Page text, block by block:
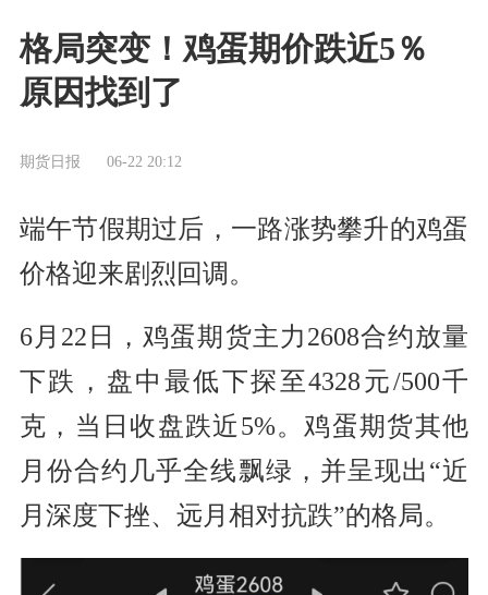
格局突变！鸡蛋期价跌近5％
原因找到了
期货日报 06-22 20:12
端午节假期过后，一路涨势攀升的鸡蛋
价格迎来剧烈回调。
6月22日，鸡蛋期货主力2608合约放量
下跌，盘中最低下探至4328元/500千
克，当日收盘跌近5%。鸡蛋期货其他
月份合约几乎全线飘绿，并呈现出“近
月深度下挫、远月相对抗跌”的格局。